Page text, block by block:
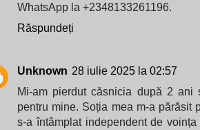
WhatsApp la +2348133261196.
Răspundeți
Unknown 28 iulie 2025 la 02:57
Mi-am pierdut căsnicia după 2
pentru mine. Soția mea m-a părăsit
s-a întâmplat independent de